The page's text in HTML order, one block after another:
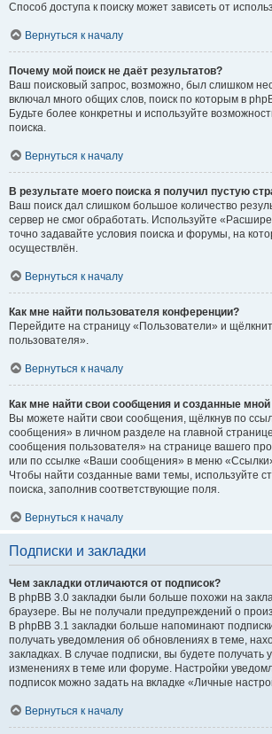
Способ доступа к поиску может зависеть от
Вернуться к началу
Почему мой поиск не даёт результатов?
Ваш поисковый запрос, возможно, был слишком
включал много общих слов, поиск по которым в
Будьте более конкретны и используйте
поиска.
Вернуться к началу
В результате моего поиска я получил пустую
Ваш поиск дал слишком большое количество
сервер не смог обработать. Используйте
точно задавайте условия поиска и форумы, на
осуществлён.
Вернуться к началу
Как мне найти пользователя конференции?
Перейдите на страницу «Пользователи» и
пользователя».
Вернуться к началу
Как мне найти свои сообщения и созданные
Вы можете найти свои сообщения, щёлкнув по
сообщения» в личном разделе на главной
сообщения пользователя» на странице вашего
или по ссылке «Ваши сообщения» в меню
Чтобы найти созданные вами темы, используйте
поиска, заполнив соответствующие поля.
Вернуться к началу
Подписки и закладки
Чем закладки отличаются от подписок?
В phpBB 3.0 закладки были больше похожи на
браузере. Вы не получали предупреждений о
В phpBB 3.1 закладки больше напоминают
получать уведомления об обновлениях в теме,
закладках. В случае подписки, вы будете получать
изменениях в теме или форуме. Настройки
подписок можно задать на вкладке «Личные
Вернуться к началу